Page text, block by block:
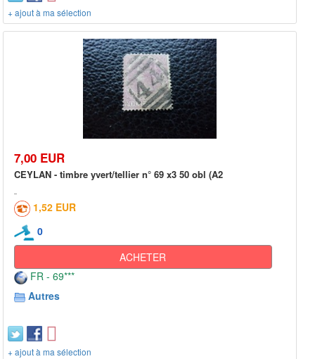
+ ajout à ma sélection
7,00 EUR
CEYLAN - timbre yvert/tellier n° 69 x3 50 obl (A2
1,52 EUR
0
ACHETER
FR - 69***
Autres
+ ajout à ma sélection